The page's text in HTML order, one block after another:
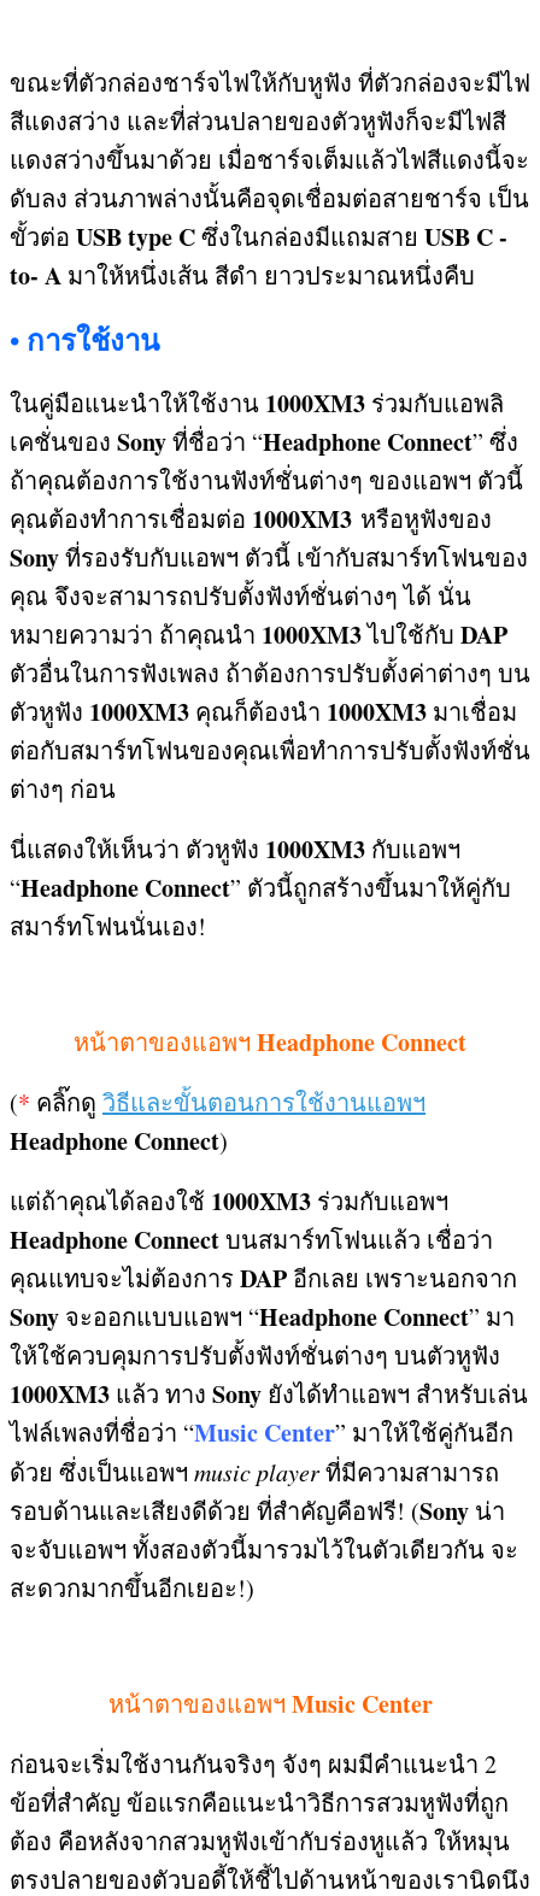
ขณะที่ตัวกล่องชาร์จไฟให้กับหูฟัง ที่ตัวกล่องจะมีไฟ
สีแดงสว่าง และที่ส่วนปลายของตัวหูฟังก็จะมีไฟสี
แดงสว่างขึ้นมาด้วย เมื่อชาร์จเต็มแล้วไฟสีแดงนี้จะ
ดับลง ส่วนภาพล่างนั้นคือจุดเชื่อมต่อสายชาร์จ เป็น
ขั้วต่อ USB type Cซึ่งในกล่องมีแถมสาย USB C -
to- A มาให้หนึ่งเส้น สีดำ ยาวประมาณหนึ่งคืบ
• การใช้งาน
ในคู่มือแนะนำให้ใช้งาน 1000XM3 ร่วมกับแอพลิ
เคชั่นของ Sonyที่ชื่อว่า “Headphone Connect” ซึ่ง
ถ้าคุณต้องการใช้งานฟังท์ชั่นต่างๆ ของแอพฯ ตัวนี้
คุณต้องทำการเชื่อมต่อ 1000XM3 หรือหูฟังของ
Sonyที่รองรับกับแอพฯ ตัวนี้ เข้ากับสมาร์ทโฟนของ
คุณ จึงจะสามารถปรับตั้งฟังท์ชั่นต่างๆ ได้ นั่น
หมายความว่า ถ้าคุณนำ 1000XM3ไปใช้กับ DAP
ตัวอื่นในการฟังเพลง ถ้าต้องการปรับตั้งค่าต่างๆ บน
ตัวหูฟัง 1000XM3 คุณก็ต้องนำ 1000XM3 มาเชื่อม
ต่อกับสมาร์ทโฟนของคุณเพื่อทำการปรับตั้งฟังท์ชั่น
ต่างๆ ก่อน
นี่แสดงให้เห็นว่า ตัวหูฟัง 1000XM3 กับแอพฯ
“Headphone Connect” ตัวนี้ถูกสร้างขึ้นมาให้คู่กับ
สมาร์ทโฟนนั่นเอง!
หน้าตาของแอพฯ Headphone Connect
(* คลิ๊กดู วิธีและขั้นตอนการใช้งานแอพฯ
Headphone Connect)
แต่ถ้าคุณได้ลองใช้ 1000XM3 ร่วมกับแอพฯ
Headphone Connectบนสมาร์ทโฟนแล้ว เชื่อว่า
คุณแทบจะไม่ต้องการ DAP อีกเลย เพราะนอกจาก
Sony จะออกแบบแอพฯ “Headphone Connect” มา
ให้ใช้ควบคุมการปรับตั้งฟังท์ชั่นต่างๆ บนตัวหูฟัง
1000XM3 แล้ว ทาง Sony ยังได้ทำแอพฯ สำหรับเล่น
ไฟล์เพลงที่ชื่อว่า “Music Center” มาให้ใช้คู่กันอีก
ด้วย ซึ่งเป็นแอพฯ music playerที่มีความสามารถ
รอบด้านและเสียงดีด้วย ที่สำคัญคือฟรี! (Sony น่า
จะจับแอพฯ ทั้งสองตัวนี้มารวมไว้ในตัวเดียวกัน จะ
สะดวกมากขึ้นอีกเยอะ!)
หน้าตาของแอพฯ Music Center
ก่อนจะเริ่มใช้งานกันจริงๆ จังๆ ผมมีคำแนะนำ 2
ข้อที่สำคัญ ข้อแรกคือแนะนำวิธีการสวมหูฟังที่ถูก
ต้อง คือหลังจากสวมหูฟังเข้ากับร่องหูแล้ว ให้หมุน
ตรงปลายของตัวบอดี้ให้ชี้ไปด้านหน้าของเรานิดนึง